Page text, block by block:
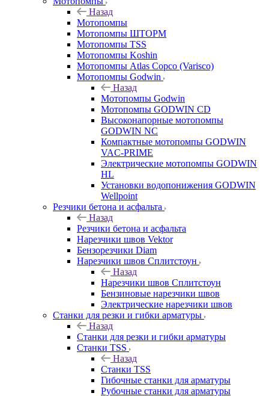
Назад
Мотопомпы
Мотопомпы ШТОРМ
Мотопомпы TSS
Мотопомпы Koshin
Мотопомпы Atlas Copco (Varisco)
Мотопомпы Godwin
Назад
Мотопомпы Godwin
Мотопомпы GODWIN CD
Высоконапорные мотопомпы
GODWIN NC
Компактные мотопомпы GODWIN
VAC-PRIME
Электрические мотопомпы GODWIN
HL
Установки водопонижения GODWIN
Wellpoint
Резчики бетона и асфальта
Назад
Резчики бетона и асфальта
Нарезчики швов Vektor
Бензорезчики Diam
Нарезчики швов Сплитстоун
Назад
Нарезчики швов Сплитстоун
Бензиновые нарезчики швов
Электрические нарезчики швов
Станки для резки и гибки арматуры
Назад
Станки для резки и гибки арматуры
Станки TSS
Назад
Станки TSS
Гибочные станки для арматуры
Рубочные станки для арматуры